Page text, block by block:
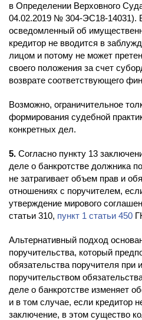
в Определении Верховного
04.02.2019 № 304-ЭС18-14031).
осведомленный об
кредитор не вводится в
лицом и потому не может
своего положения за счет
возврате соответствующего
Возможно, ограничительное
формирования судебной
конкретных дел.
5. Согласно пункту 13
деле о банкротстве должника
не затрагивает объем прав и
отношениях с поручителем,
утверждение мирового
статьи 310, пункт 1 статьи 450
Альтернативный подход
поручительства, который
обязательства поручителя при
поручительством
деле о банкротстве изменяет
и в том случае, если кредитор
заключение, в этом существо